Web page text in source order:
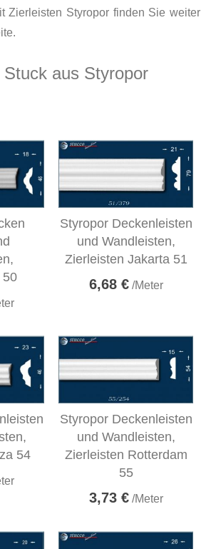
Zierleisten Styropor finden Sie weiter
aus Styropor
50
Styropor Deckenleisten
und Wandleisten,
Zierleisten Jakarta 51
6,68 €/Meter
54
Styropor Deckenleisten
und Wandleisten,
Zierleisten Rotterdam
55
3,73 €/Meter